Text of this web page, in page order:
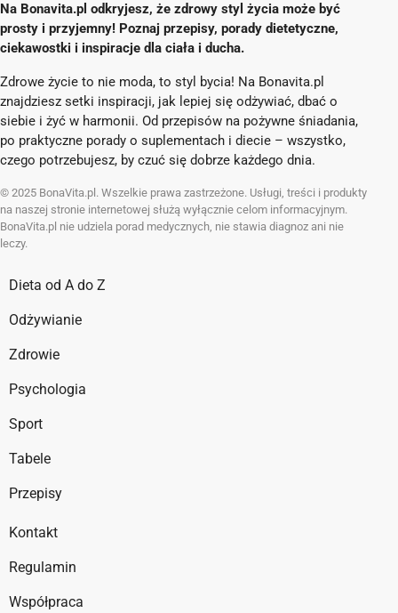
Na Bonavita.pl odkryjesz, że zdrowy styl życia może być
prosty i przyjemny! Poznaj przepisy, porady dietetyczne,
ciekawostki i inspiracje dla ciała i ducha.
Zdrowe życie to nie moda, to styl bycia! Na Bonavita.pl
znajdziesz setki inspiracji, jak lepiej się odżywiać, dbać o
siebie i żyć w harmonii. Od przepisów na pożywne śniadania,
po praktyczne porady o suplementach i diecie – wszystko,
czego potrzebujesz, by czuć się dobrze każdego dnia.
© 2025 BonaVita.pl. Wszelkie prawa zastrzeżone. Usługi, treści i produkty
na naszej stronie internetowej służą wyłącznie celom informacyjnym.
BonaVita.pl nie udziela porad medycznych, nie stawia diagnoz ani nie
leczy.
Dieta od A do Z
Odżywianie
Zdrowie
Psychologia
Sport
Tabele
Przepisy
Kontakt
Regulamin
Współpraca